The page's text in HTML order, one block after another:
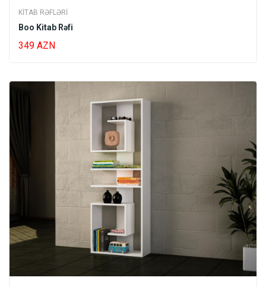
KITAB RƏFLƏRI
Boo Kitab Rəfi
349 AZN